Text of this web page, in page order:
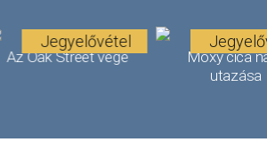
Az Oak Street vége
Jegyelővétel
Moxy cica
utazása